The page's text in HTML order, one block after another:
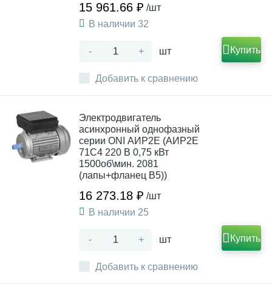
Добавить к сравнению
15 961.66 ₽ /шт
В наличии 32
- + шт Купить
Добавить к сравнению
Электродвигатель
асинхронный однофазный
серии ONI АИР2Е (АИР2Е
71C4 220 В 0,75 кВт
1500об\мин. 2081
(лапы+фланец В5))
16 273.18 ₽ /шт
В наличии 25
- + шт Купить